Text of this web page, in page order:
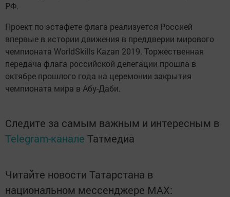
РФ.
Проект по эстафете флага реализуется Россией
впервые в истории движения в преддверии мирового
чемпионата WorldSkills Kazan 2019. Торжественная
передача флага российской делегации прошла в
октябре прошлого года на церемонии закрытия
чемпионата мира в Абу-Даби.
Следите за самым важным и интересным в
Telegram-канале Татмедиа
Читайте новости Татарстана в
национальном мессенджере MАХ: